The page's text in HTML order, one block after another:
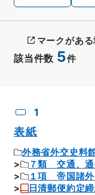
該当件数 5件
マークがあ
1
表紙
外務省外交史料
７類 交通、通
１項 帝国諸外
日清郵便約定